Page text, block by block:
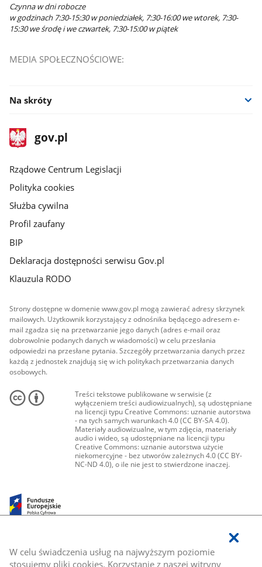
W celu świadczenia usług na najwyższym poziomie
stosujemy pliki cookies. Korzystanie z naszej witryny
Czynna w dni robocze
w godzinach 7:30-15:30 w poniedziałek, 7:30-16:00 we wtorek, 7:30-
15:30 we środę i we czwartek, 7:30-15:00 w piątek
MEDIA SPOŁECZNOŚCIOWE:
Na skróty
stopka
gov.plStrona
gov.pl
Rządowe Centrum Legislacji
Polityka cookies
Służba cywilna
Profil zaufany
BIP
Deklaracja dostępności serwisu Gov.pl
Klauzula RODO
Strony dostępne w domenie www.gov.pl mogą zawierać adresy skrzynek
mailowych. Użytkownik korzystający z odnośnika będącego adresem e-
mail zgadza się na przetwarzanie jego danych (adres e-mail oraz
dobrowolnie podanych danych w wiadomości) w celu przesłania
odpowiedzi na przesłane pytania. Szczegóły przetwarzania danych przez
każdą z jednostek znajdują się w ich politykach przetwarzania danych
osobowych.
Treści tekstowe publikowane w serwisie (z
wyłączeniem treści audiowizualnych), są udostępniane
na licencji typu Creative Commons: uznanie autorstwa
- na tych samych warunkach 4.0 (CC BY-SA 4.0).
Materiały audiowizualne, w tym zdjęcia, materiały
audio i wideo, są udostępniane na licencji typu
Creative Commons: uznanie autorstwa użycie
niekomercyjne - bez utworów zależnych 4.0 (CC BY-
NC-ND 4.0), o ile nie jest to stwierdzone inaczej.